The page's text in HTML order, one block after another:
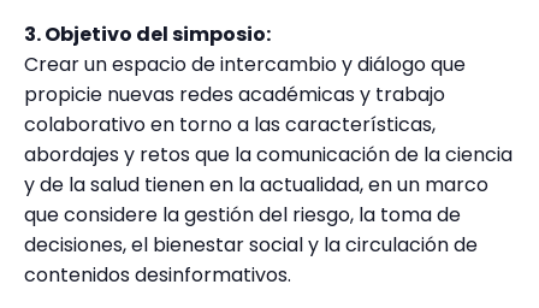
3. Objetivo del simposio:
Crear un espacio de intercambio y diálogo que
propicie nuevas redes académicas y trabajo
colaborativo en torno a las características,
abordajes y retos que la comunicación de la ciencia
y de la salud tienen en la actualidad, en un marco
que considere la gestión del riesgo, la toma de
decisiones, el bienestar social y la circulación de
contenidos desinformativos.